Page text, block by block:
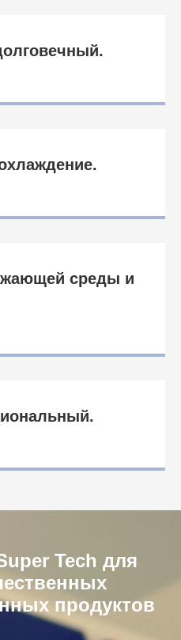
среды и
Tech для
продуктов